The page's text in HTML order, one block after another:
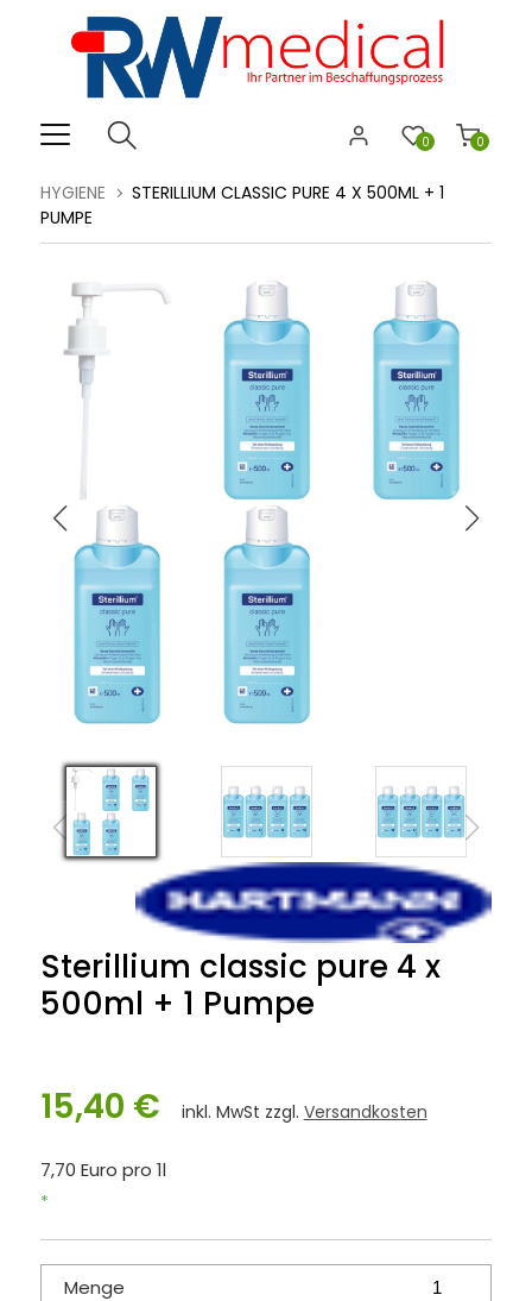
0
0
HYGIENE
STERILLIUM CLASSIC PURE 4 X 500ML + 1
PUMPE
Sterillium classic pure 4 x
500ml + 1 Pumpe
15,40 € inkl. MwSt zzgl. Versandkosten
7,70 Euro pro 1l
*
Menge